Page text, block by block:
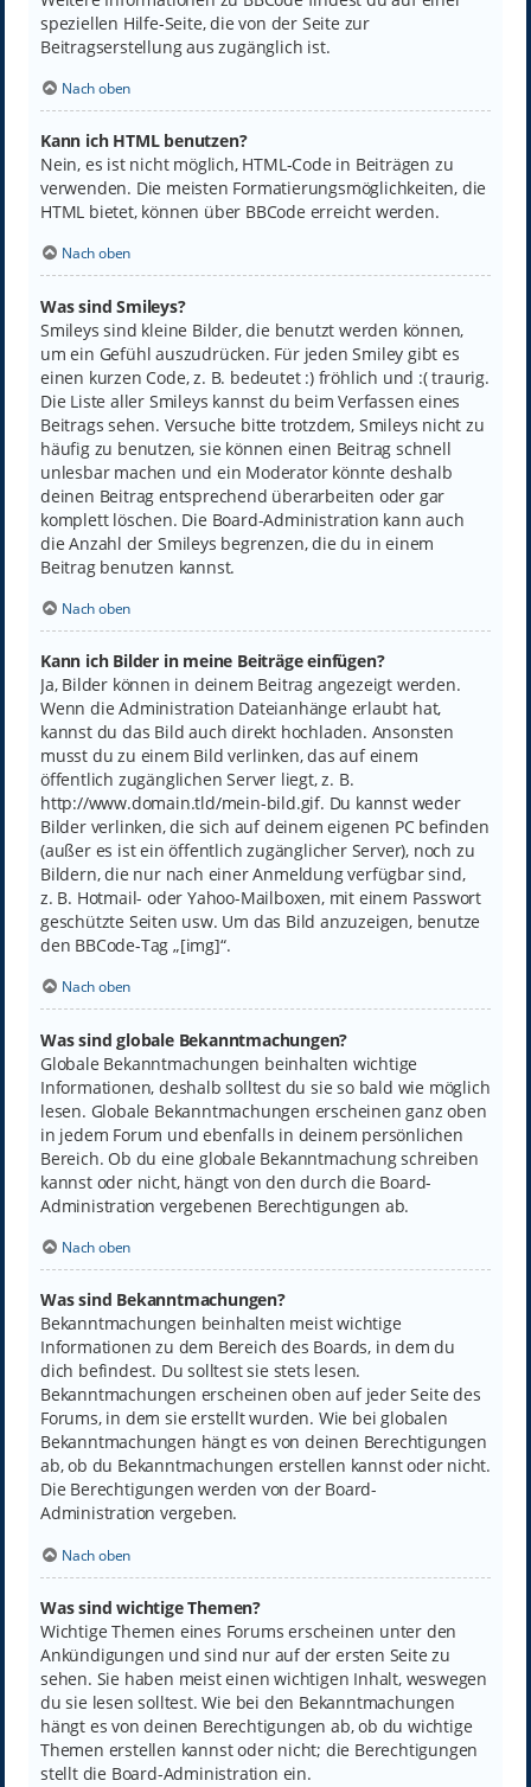
speziellen Hilfe-Seite, die von der Seite zur
Beitragserstellung aus zugänglich ist.
Nach oben
Kann ich HTML benutzen?
Nein, es ist nicht möglich, HTML-Code in Beiträgen zu
verwenden. Die meisten Formatierungsmöglichkeiten, die
HTML bietet, können über BBCode erreicht werden.
Nach oben
Was sind Smileys?
Smileys sind kleine Bilder, die benutzt werden können,
um ein Gefühl auszudrücken. Für jeden Smiley gibt es
einen kurzen Code, z. B. bedeutet :) fröhlich und :( traurig.
Die Liste aller Smileys kannst du beim Verfassen eines
Beitrags sehen. Versuche bitte trotzdem, Smileys nicht zu
häufig zu benutzen, sie können einen Beitrag schnell
unlesbar machen und ein Moderator könnte deshalb
deinen Beitrag entsprechend überarbeiten oder gar
komplett löschen. Die Board-Administration kann auch
die Anzahl der Smileys begrenzen, die du in einem
Beitrag benutzen kannst.
Nach oben
Kann ich Bilder in meine Beiträge einfügen?
Ja, Bilder können in deinem Beitrag angezeigt werden.
Wenn die Administration Dateianhänge erlaubt hat,
kannst du das Bild auch direkt hochladen. Ansonsten
musst du zu einem Bild verlinken, das auf einem
öffentlich zugänglichen Server liegt, z. B.
http://www.domain.tld/mein-bild.gif. Du kannst weder
Bilder verlinken, die sich auf deinem eigenen PC befinden
(außer es ist ein öffentlich zugänglicher Server), noch zu
Bildern, die nur nach einer Anmeldung verfügbar sind,
z. B. Hotmail- oder Yahoo-Mailboxen, mit einem Passwort
geschützte Seiten usw. Um das Bild anzuzeigen, benutze
den BBCode-Tag „[img]“.
Nach oben
Was sind globale Bekanntmachungen?
Globale Bekanntmachungen beinhalten wichtige
Informationen, deshalb solltest du sie so bald wie möglich
lesen. Globale Bekanntmachungen erscheinen ganz oben
in jedem Forum und ebenfalls in deinem persönlichen
Bereich. Ob du eine globale Bekanntmachung schreiben
kannst oder nicht, hängt von den durch die Board-
Administration vergebenen Berechtigungen ab.
Nach oben
Was sind Bekanntmachungen?
Bekanntmachungen beinhalten meist wichtige
Informationen zu dem Bereich des Boards, in dem du
dich befindest. Du solltest sie stets lesen.
Bekanntmachungen erscheinen oben auf jeder Seite des
Forums, in dem sie erstellt wurden. Wie bei globalen
Bekanntmachungen hängt es von deinen Berechtigungen
ab, ob du Bekanntmachungen erstellen kannst oder nicht.
Die Berechtigungen werden von der Board-
Administration vergeben.
Nach oben
Was sind wichtige Themen?
Wichtige Themen eines Forums erscheinen unter den
Ankündigungen und sind nur auf der ersten Seite zu
sehen. Sie haben meist einen wichtigen Inhalt, weswegen
du sie lesen solltest. Wie bei den Bekanntmachungen
hängt es von deinen Berechtigungen ab, ob du wichtige
Themen erstellen kannst oder nicht; die Berechtigungen
stellt die Board-Administration ein.